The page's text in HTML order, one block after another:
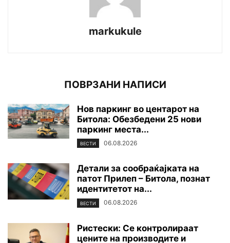
markukule
ПОВРЗАНИ НАПИСИ
Нов паркинг во центарот на
Битола: Обезбедени 25 нови
паркинг места...
ВЕСТИ 06.08.2026
Детали за сообраќајката на
патот Прилеп – Битола, познат
идентитетот на...
ВЕСТИ 06.08.2026
Ристески: Се контролираат
цените на производите и